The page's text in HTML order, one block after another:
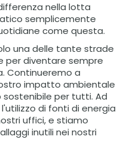
nella lotta
semplicemente
come questa.
una delle tante strade
per diventare sempre
Continueremo a
impatto ambientale
per tutti. Ad
di fonti di energia
uffici, e stiamo
inutili nei nostri